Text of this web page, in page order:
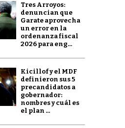
Tres Arroyos:
denuncian que
Garate aprovecha
un error en la
ordenanza fiscal
2026 para eng...
Kicillof y el MDF
definieron sus 5
precandidatos a
gobernador:
nombres y cuál es
el plan ...